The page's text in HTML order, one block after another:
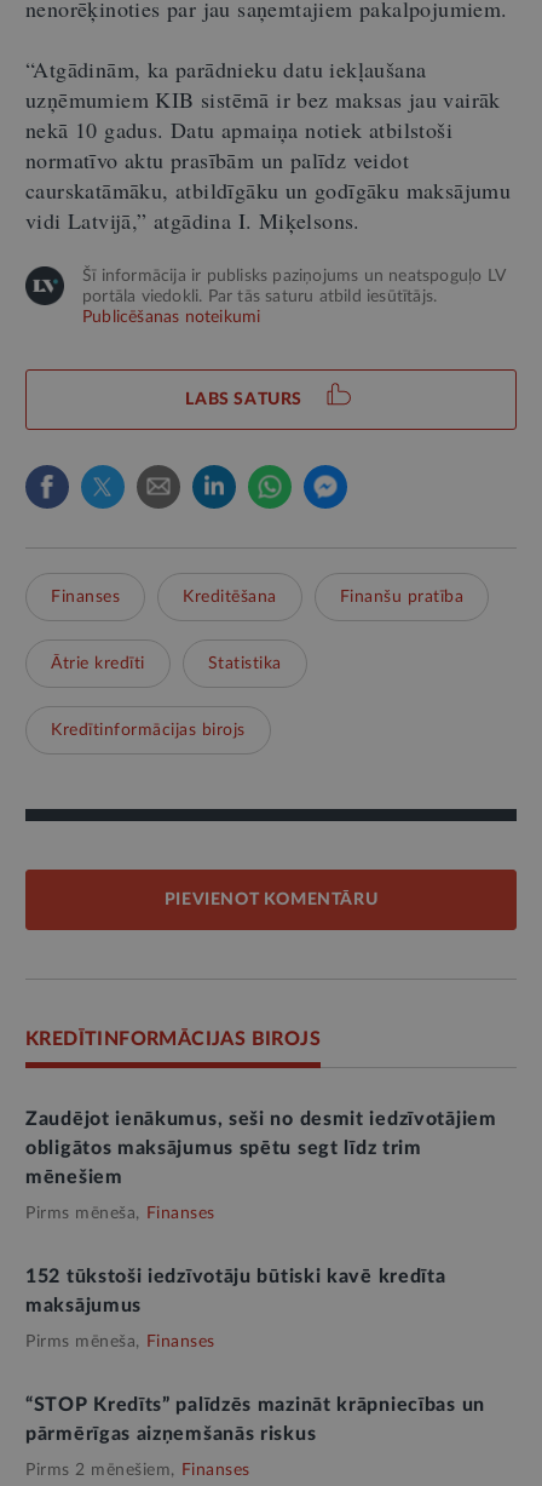
nenorēķinoties par jau saņemtajiem pakalpojumiem.
“Atgādinām, ka parādnieku datu iekļaušana
uzņēmumiem KIB sistēmā ir bez maksas jau vairāk
nekā 10 gadus. Datu apmaiņa notiek atbilstoši
normatīvo aktu prasībām un palīdz veidot
caurskatāmāku, atbildīgāku un godīgāku maksājumu
vidi Latvijā,” atgādina I. Miķelsons.
Šī informācija ir publisks paziņojums un neatspoguļo LV
portāla viedokli. Par tās saturu atbild iesūtītājs.
Publicēšanas noteikumi
LABS SATURS
Finanses Kreditēšana Finanšu pratība
Ātrie kredīti Statistika
Kredītinformācijas birojs
PIEVIENOT KOMENTĀRU
KREDĪTINFORMĀCIJAS BIROJS
Zaudējot ienākumus, seši no desmit iedzīvotājiem
obligātos maksājumus spētu segt līdz trim
mēnešiem
Pirms mēneša, Finanses
152 tūkstoši iedzīvotāju būtiski kavē kredīta
maksājumus
Pirms mēneša, Finanses
“STOP Kredīts” palīdzēs mazināt krāpniecības un
pārmērīgas aizņemšanās riskus
Pirms 2 mēnešiem, Finanses